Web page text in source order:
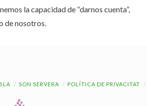
la capacidad de “darnos cuenta”,
de nosotros.
SON SERVERA POLÍTICA DE PRIVACITAT